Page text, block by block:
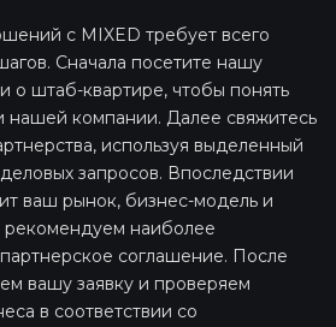
с MIXED требует всего
Сначала посетите нашу
о штаб-квартире, чтобы понять
нашей компании. Далее свяжитесь
используя выделенный
запросов. Впоследствии
ваш рынок, бизнес-модель и
рекомендуем наиболее
соглашение. После
вашу заявку и проверяем
в соответствии со